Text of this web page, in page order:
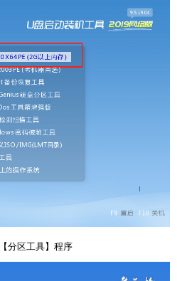
分区工具】程序